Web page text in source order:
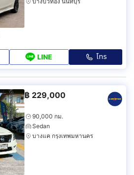
LINE โทร
฿ 229,000
90,000 กม.
Sedan
บางแค กรุงเทพมหานคร